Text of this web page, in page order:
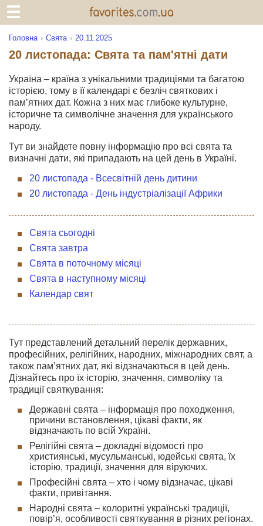
Головна Свята 20.11.2025
20 листопада: Свята та пам'ятні дати
Україна – країна з унікальними традиціями та багатою
історією, тому в її календарі є безліч святкових і
пам’ятних дат. Кожна з них має глибоке культурне,
історичне та символічне значення для українського
народу.
Тут ви знайдете повну інформацію про всі свята та
визначні дати, які припадають на цей день в Україні.
20 листопада - Всесвітній день дитини
20 листопада - День індустріалізації Африки
Свята сьогодні
Свята завтра
Свята в поточному місяці
Свята в наступному місяці
Календар свят
Тут представлений детальний перелік державних,
професійних, релігійних, народних, міжнародних свят, а
також пам’ятних дат, які відзначаються в цей день.
Дізнайтесь про їх історію, значення, символіку та
традиції святкування:
Державні свята – інформація про походження,
причини встановлення, цікаві факти, як
відзначають по всій Україні.
Релігійні свята – докладні відомості про
християнські, мусульманські, юдейські свята, їх
історію, традиції, значення для віруючих.
Професійні свята – хто і чому відзначає, цікаві
факти, привітання.
Народні свята – колоритні українські традиції,
повір’я, особливості святкування в різних регіонах.